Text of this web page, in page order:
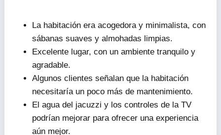
La habitación era acogedora y minimalista, con
sábanas suaves y almohadas limpias.
Excelente lugar, con un ambiente tranquilo y
agradable.
Algunos clientes señalan que la habitación
necesitaría un poco más de mantenimiento.
El agua del jacuzzi y los controles de la TV
podrían mejorar para ofrecer una experiencia
aún mejor.